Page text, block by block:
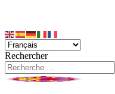
Rechercher